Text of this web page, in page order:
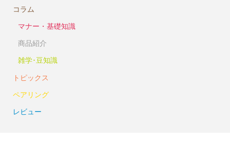
コラム
マナー・基礎知識
商品紹介
雑学･豆知識
トピックス
ペアリング
レビュー